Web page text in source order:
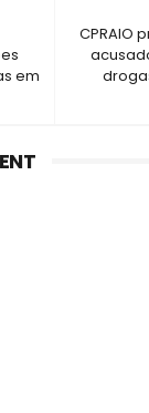
CPRAIO
em